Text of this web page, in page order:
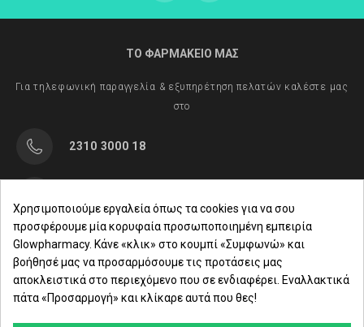
ΤΟ ΦΑΡΜΑΚΕΙΟ ΜΑΣ
Για τηλεφωνική παραγγελία & εξυπηρέτηση πελατών καλέστε μας
στο
2310 3000 18
Δευ. - Παρ.: 8:00 - 21:00
Σάββατο: 09:00-15:00
ΕΤΑΙΡΕΙΑ
Χρησιμοποιούμε εργαλεία όπως τα cookies για να σου
προσφέρουμε μία κορυφαία προσωποποιημένη εμπειρία
Glowpharmacy. Κάνε «κλικ» στο κουμπί «Συμφωνώ» και
βοήθησέ μας να προσαρμόσουμε τις προτάσεις μας
αποκλειστικά στο περιεχόμενο που σε ενδιαφέρει. Εναλλακτικά
πάτα «Προσαρμογή» και κλίκαρε αυτά που θες!